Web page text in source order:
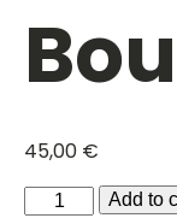
45,00 €
Bouquet
Add to